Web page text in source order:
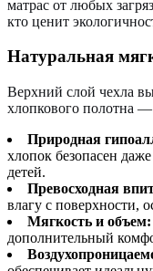
матрас от любых
кто ценит
Натуральная
Верхний слой чехла
хлопкового полотна
Природная
хлопок безопасен
детей.
Превосходная
влагу с поверхности,
Мягкость и объем:
дополнительный